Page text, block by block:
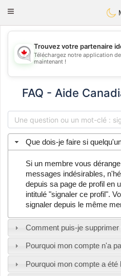
Toggle
💖
Trouvez votre partenaire
Téléchargez notre application
maintenant !
FAQ - Aide
Que dois-je faire si
Si un membre vous
messages indésirables,
depuis sa page de profil en
intitulé "signaler ce profil".
signaler depuis le même
Comment puis-je
Pourquoi mon compte n'a
Pourquoi mon compte a été